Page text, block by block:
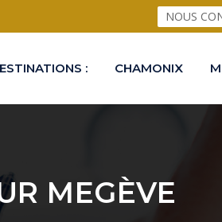
NOUS
: CHAMONIX
MEGÈVE